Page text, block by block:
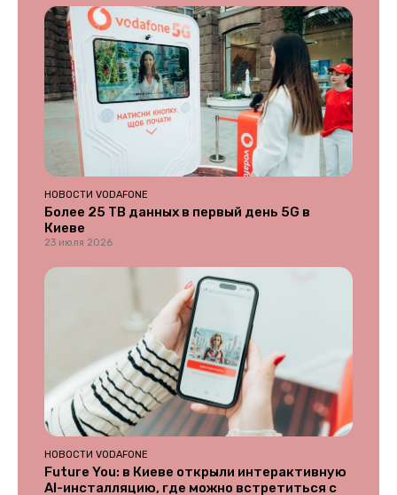
НОВОСТИ VODAFONE
Более 25 ТВ данных в первый день 5G в
Киеве
23 июля 2026
НОВОСТИ VODAFONE
Future You: в Киеве открыли интерактивную
AI-инсталляцию, где можно встретиться с